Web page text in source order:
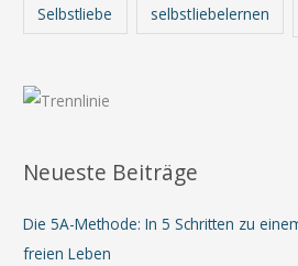
Selbstliebe selbstliebelernen
Neueste Beiträge
Die 5A-Methode: In 5 Schritten zu
freien Leben